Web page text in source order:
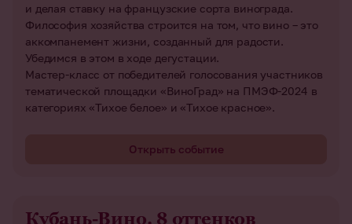
и делая ставку на французские сорта винограда.
Философия хозяйства строится на том, что вино – это
аккомпанемент жизни, созданный для радости.
Убедимся в этом в ходе дегустации.
Мастер-класс от победителей голосования участников
тематической площадки «ВиноГрад» на ПМЭФ-2024 в
категориях «Тихое белое» и «Тихое красное».
Открыть событие
Кубань-Вино. 8 оттенков